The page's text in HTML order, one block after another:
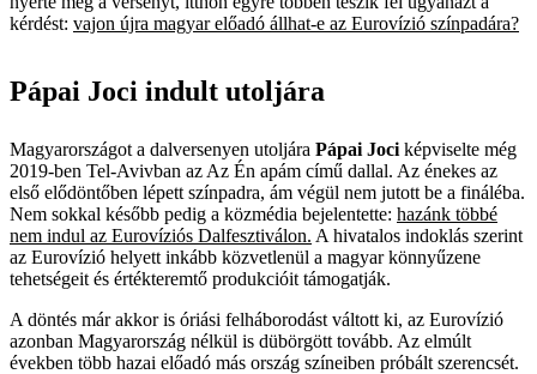
kérdést: vajon újra magyar előadó állhat-e az Eurovízió színpadára?
Pápai Joci indult utoljára
Magyarországot a dalversenyen utoljára Pápai Joci képviselte még
2019-ben Tel-Avivban az Az Én apám című dallal. Az énekes az
első elődöntőben lépett színpadra, ám végül nem jutott be a fináléba.
Nem sokkal később pedig a közmédia bejelentette: hazánk többé
nem indul az Eurovíziós Dalfesztiválon. A hivatalos indoklás szerint
az Eurovízió helyett inkább közvetlenül a magyar könnyűzene
tehetségeit és értékteremtő produkcióit támogatják.
A döntés már akkor is óriási felháborodást váltott ki, az Eurovízió
azonban Magyarország nélkül is dübörgött tovább. Az elmúlt
években több hazai előadó más ország színeiben próbált szerencsét.